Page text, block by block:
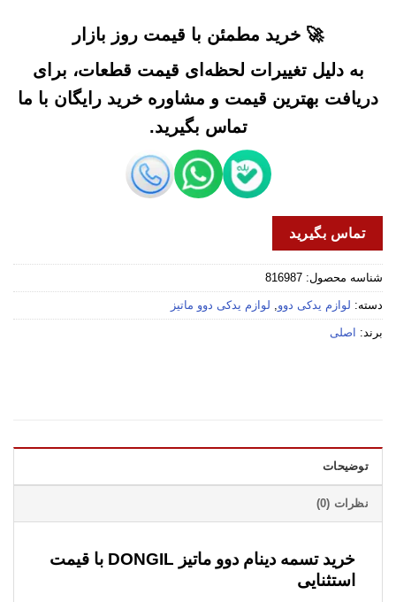
🚀 خرید مطمئن با قیمت روز بازار
به دلیل تغییرات لحظه‌ای قیمت قطعات، برای
دریافت بهترین قیمت و مشاوره خرید رایگان با ما
تماس بگیرید.
تماس بگیرید
شناسه محصول: 816987
دسته: لوازم یدکی دوو, لوازم یدکی دوو ماتیز
برند: اصلی
توضیحات
نظرات (0)
خرید تسمه دینام دوو ماتیز DONGIL با قیمت
استثنایی